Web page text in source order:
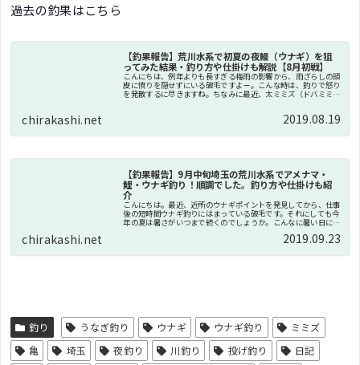
過去の釣果はこちら
【釣果報告】荒川水系で初夏の夜鰻（ウナギ）を狙
ってみた結果・釣り方や仕掛けも解説【8月初戦】
こんにちは、例年よりも長すぎる梅雨の影響から、雨ざらしの頭
皮に憤りを隠せずにいる破毛ですよー。こんな時は、釣りで怒り
を発散するに尽きますね。ちなみに最近、太ミミズ（ドバミミ
chirakashi.net 2019.08.19
【釣果報告】9月中旬埼玉の荒川水系でアメナマ・
鯉・ウナギ釣り！順調でした。釣り方や仕掛けも紹
介
こんにちは。最近、近所のウナギポイントを発見してから、仕事
後の短時間ウナギ釣りにはまっている破毛です。それにしても今
年の夏は暑さがいつまで続くのでしょうか。こんなに暑い日には
chirakashi.net 2019.09.23
釣り うなぎ釣り ウナギ ウナギ釣り
ミミズ
亀
埼玉 夜釣り 川釣り 投げ釣り
日記